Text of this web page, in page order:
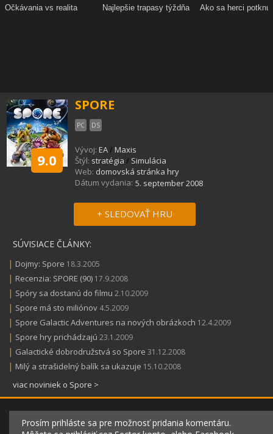
9.0
SPORE
PC DS
Vývoj: EA/ Maxis
Štýl: stratégia / Simulácia
Web: domovská stránka hry
Dátum vydania: 5. september 2008
+ SLEDOVAŤ HRU
SÚVISIACE ČLÁNKY:
| Dojmy: Spore 18.3.2005
| Recenzia: SPORE (90) 17.9.2008
| Spóry sa dostanú do filmu 2.10.2009
| Spore má sto miliónov 4.5.2009
| Spore Galactic Adventures na nových obrázkoch 12.4.2009
| Spore hry prichádzajú 23.1.2009
| Galactické dobrodružstvá so Spore 31.12.2008
| Milý a strašidelný balík sa ukazuje 15.10.2008
viac noviniek o Spore >
Prosím prihláste sa pre možnosť pridania komentáru.